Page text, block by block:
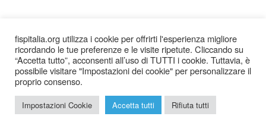
2026 © Federazione Italiana Sudoku Puzzle |Chi siamo
Privacy
fispitalia.org utilizza i cookie per offrirti l'esperienza migliore
ricordando le tue preferenze e le visite ripetute. Cliccando su
“Accetta tutto”, acconsenti all’uso di TUTTI i cookie. Tuttavia, è
possibile visitare "Impostazioni dei cookie" per personalizzare il
proprio consenso.
Impostazioni Cookie Accetta tutti Rifiuta tutti